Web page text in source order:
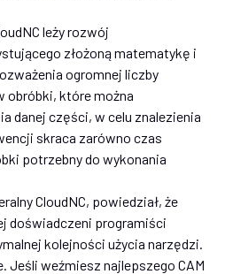
leży rozwój
złożoną matematykę i
ogromnej liczby
obróbki, które można
danej części, w celu znalezienia
skraca zarówno czas
potrzebny do wykonania
CloudNC, powiedział, że
doświadczeni programiści
kolejności użycia narzędzi.
Jeśli weźmiesz najlepszego CAM